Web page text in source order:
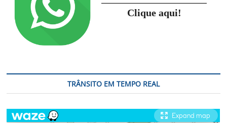
Clique aqui!
TRÂNSITO EM TEMPO REAL